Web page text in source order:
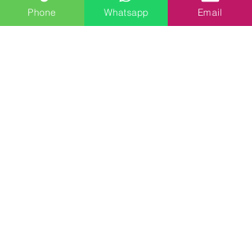
Maître ABLAYE marabout médium à Bagneux
(92220), il vous trouvera la solution et vous
Phone Whatsapp Email